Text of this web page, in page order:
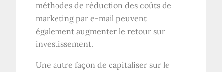
méthodes de réduction des coûts de
marketing par e-mail peuvent
également augmenter le retour sur
investissement.
Une autre façon de capitaliser sur le